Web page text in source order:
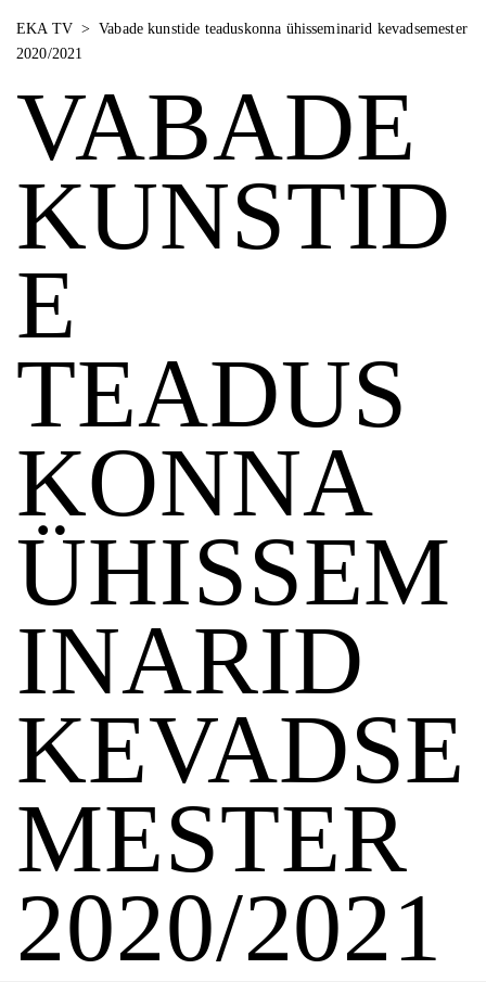
EKA TV > Vabade kunstide teaduskonna ühisseminarid kevadsemester
2020/2021
VABADE
KUNSTID
E
TEADUS
KONNA
ÜHISSEM
INARID
KEVADSE
MESTER
2020/2021